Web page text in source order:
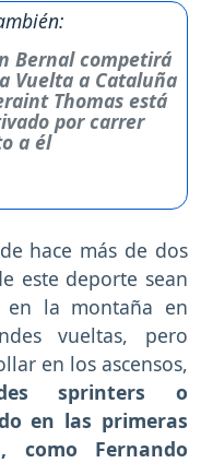
Bernal competirá
Vuelta a Cataluña
Thomas está
por carrer
a él
hace más de dos
este deporte sean
en la montaña en
vueltas, pero
en los ascensos,
sprinters o
en las primeras
como Fernando